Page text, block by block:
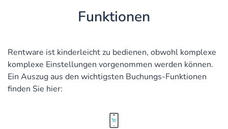
Funktionen
Rentware ist kinderleicht zu bedienen, obwohl komplexe
komplexe Einstellungen vorgenommen werden können.
Ein Auszug aus den wichtigsten Buchungs-Funktionen
finden Sie hier: